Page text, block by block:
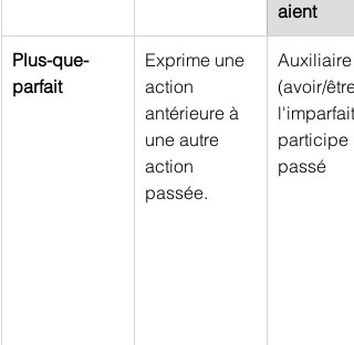
aient
Plus-que-
parfait
Exprime une
action
antérieure à
une autre
action
passée.
Auxiliaire
(avoir/
participe
passé